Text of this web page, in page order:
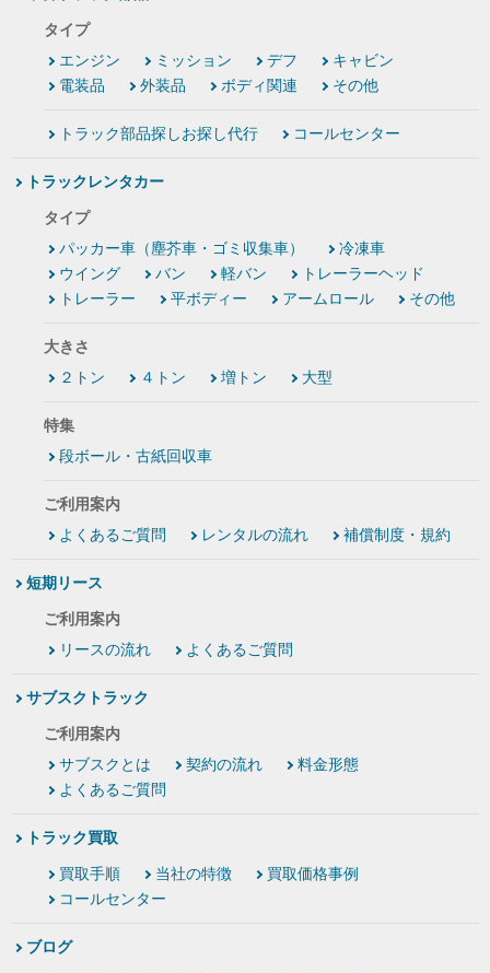
タイプ
エンジン
ミッション デフ
キャビン
電装品
外装品 ボディ関連 その他
トラック部品探しお探し代行 コールセンター
トラックレンタカー
タイプ
パッカー車（塵芥車・ゴミ収集車）
冷凍車
ウイング
バン 軽バン
トレーラーヘッド
トレーラー
平ボディー アームロール その他
大きさ
２トン
４トン 増トン 大型
特集
段ボール・古紙回収車
ご利用案内
よくあるご質問
レンタルの流れ 補償制度・規約
短期リース
ご利用案内
リースの流れ
よくあるご質問
サブスクトラック
ご利用案内
サブスクとは
契約の流れ
料金形態
よくあるご質問
トラック買取
買取手順 当社の特徴
買取価格事例
コールセンター
ブログ